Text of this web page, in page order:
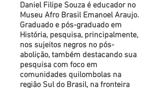
Daniel Filipe Souza é educador no
Museu Afro Brasil Emanoel Araujo.
Graduado e pós-graduado em
História, pesquisa, principalmente,
nos sujeitos negros no pós-
abolição, também destacando sua
pesquisa com foco em
comunidades quilombolas na
região Sul do Brasil, na fronteira